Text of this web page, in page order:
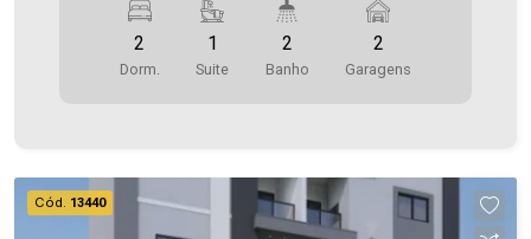
01 vaga de garagem - Sacada com churrasqueira
Área privativa 70,45m² A Imobiliária Ativa conta
hoje com uma das maiores carteiras de imóveis
Imobiliária Ativa, sinta-se em casa!
2
Dorm.
1
Suite
2
Banho
2
Garagens
Cód. 13440